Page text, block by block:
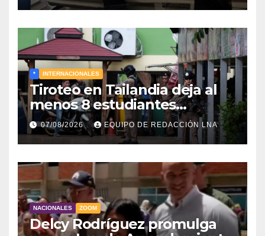
* INTERNACIONALES
Tiroteo en Tailandia deja al
menos 8 estudiantes
muertos y 30 heridos
07/08/2026 EQUIPO DE REDACCIÓN LNA
NACIONALES ZOOM
Delcy Rodríguez promulga